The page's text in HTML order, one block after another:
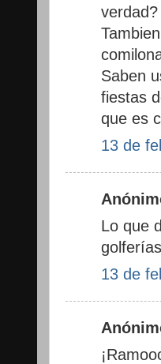
verdad?
Saben
fiestas
que es
13 de
Lo que
13 de